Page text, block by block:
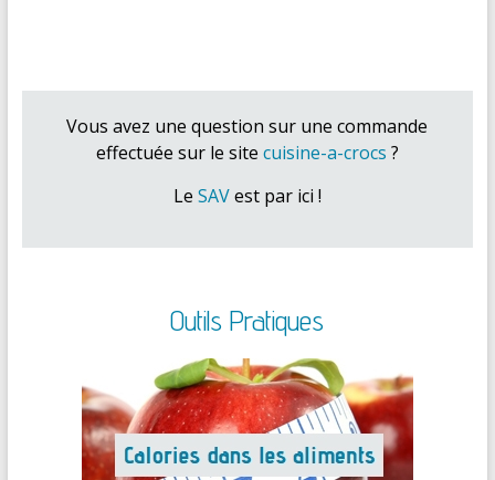
Vous avez une question sur une commande
effectuée sur le site cuisine-a-crocs ?
Le SAVest par ici !
Outils Pratiques